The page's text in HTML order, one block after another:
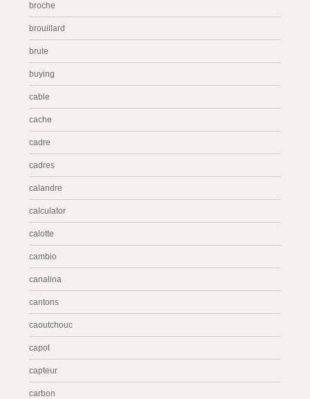
broche
brouillard
brute
buying
cable
cache
cadre
cadres
calandre
calculator
calotte
cambio
canalina
cantons
caoutchouc
capot
capteur
carbon